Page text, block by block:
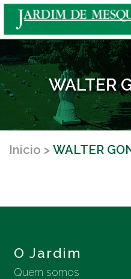
WALTER
Inicio WALTER
O Jardim
Quem somos